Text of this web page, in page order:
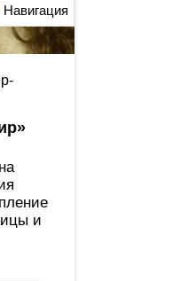
Навигация
и